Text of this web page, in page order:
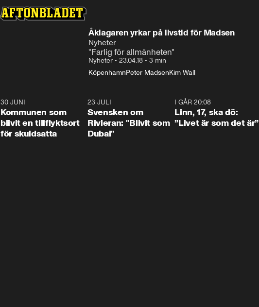
Åklagaren yrkar på livstid för Madsen
Nyheter
"Farlig för allmänheten"
Nyheter • 23.04.18 • 3 min
KöpenhamnPeter MadsenKim Wall
1:24
30 JUNI
Kommunen som
blivit en tillflyktsort
för skuldsatta
23 JULI
Svensken om
Rivieran: "Blivit som
Dubai"
I GÅR 20:08
Linn, 17, ska dö:
”Livet är som det är”